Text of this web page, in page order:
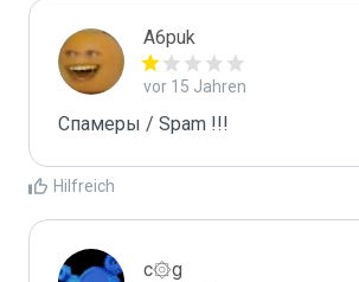
A6puk
vor 15 Jahren
Спамеры / Spam !!!
Hilfreich
c۞g